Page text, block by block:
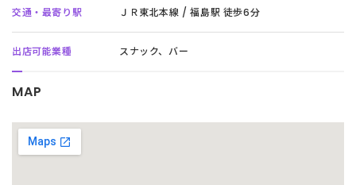
交通・最寄り駅 ＪＲ東北本線 / 福島駅 徒歩6分
出店可能業種 スナック、バー
MAP